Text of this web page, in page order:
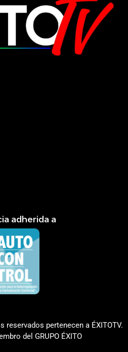
adherida a
pertenecen a ÉXITOTV.
del GRUPO ÉXITO